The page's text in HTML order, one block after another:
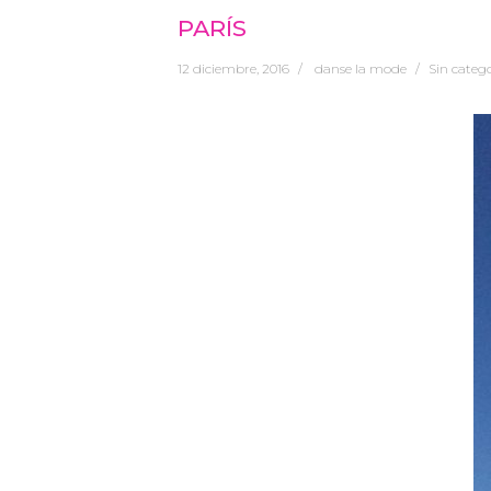
PARÍS
12 diciembre, 2016 danse la mode Sin